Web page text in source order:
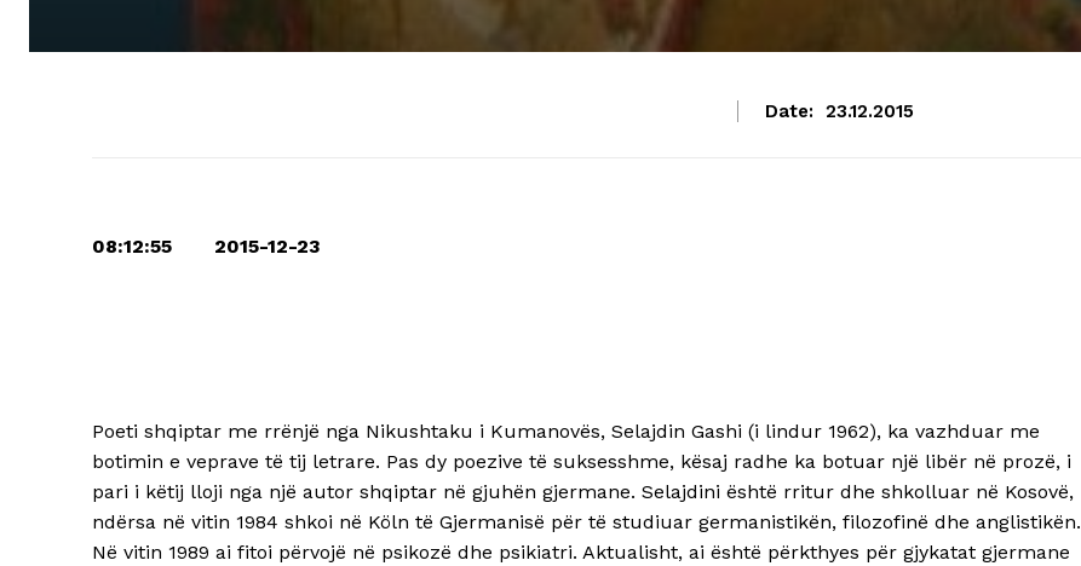
Date: 23.12.2015
08:12:55 2015-12-23
Poeti shqiptar me rrënjë nga Nikushtaku i Kumanovës, Selajdin Gashi (i lindur 1962), ka vazhduar me
botimin e veprave të tij letrare. Pas dy poezive të suksesshme, kësaj radhe ka botuar një libër në prozë, i
pari i këtij lloji nga një autor shqiptar në gjuhën gjermane. Selajdini është rritur dhe shkolluar në Kosovë,
ndërsa në vitin 1984 shkoi në Köln të Gjermanisë për të studiuar germanistikën, filozofinë dhe anglistikën.
Në vitin 1989 ai fitoi përvojë në psikozë dhe psikiatri. Aktualisht, ai është përkthyes për gjykatat gjermane